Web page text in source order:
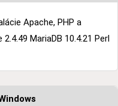
Apache, PHP a
2.4.49 MariaDB 10.4.21 Perl